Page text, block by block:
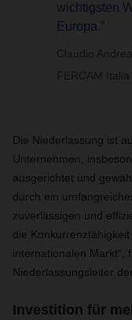
wichtigsten
Europa.”
Claudio
FERCAM Italia
Die Niederlassung ist
Unternehmen,
ausgerichtet und
durch ein
zuverlässigen und
die
internationalen Markt“,
Niederlassungsleiter
Investition für